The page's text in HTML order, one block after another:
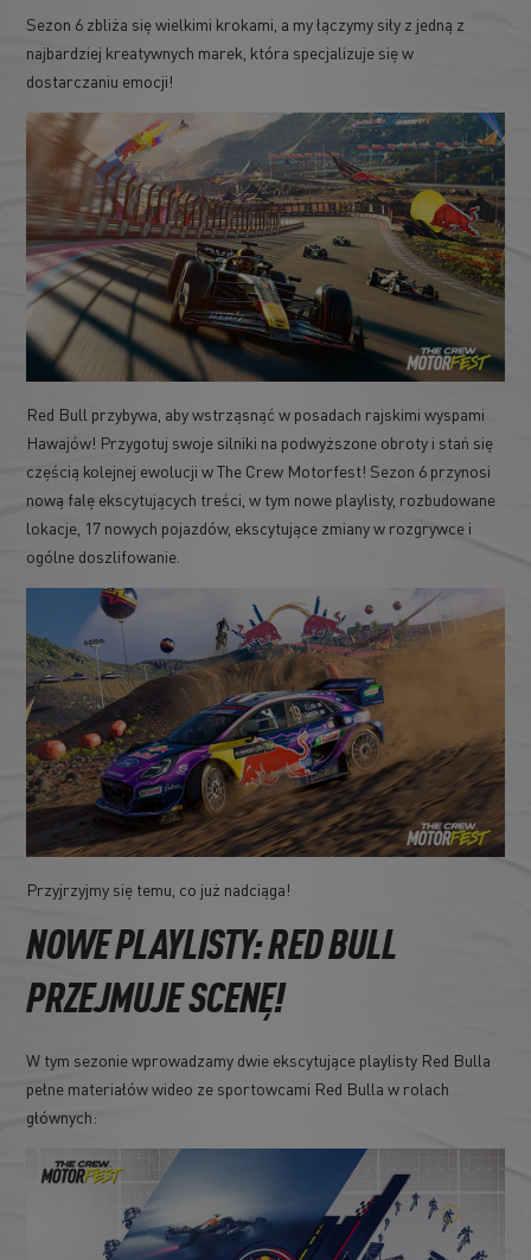
Sezon 6 zbliża się wielkimi krokami, a my łączymy siły z jedną z
najbardziej kreatywnych marek, która specjalizuje się w
dostarczaniu emocji!
Red Bull przybywa, aby wstrząsnąć w posadach rajskimi wyspami
Hawajów! Przygotuj swoje silniki na podwyższone obroty i stań się
częścią kolejnej ewolucji w The Crew Motorfest! Sezon 6 przynosi
nową falę ekscytujących treści, w tym nowe playlisty, rozbudowane
lokacje, 17 nowych pojazdów, ekscytujące zmiany w rozgrywce i
ogólne doszlifowanie.
Przyjrzyjmy się temu, co już nadciąga!
NOWE PLAYLISTY: RED BULL
PRZEJMUJE SCENĘ!
W tym sezonie wprowadzamy dwie ekscytujące playlisty Red Bulla
pełne materiałów wideo ze sportowcami Red Bulla w rolach
głównych: